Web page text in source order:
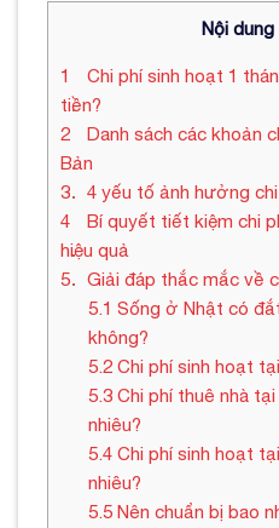
Nội
1
Chi phí sinh hoạt 1
tiền?
2
Danh sách các khoản
Bản
3
4 yếu tố ảnh hưởng
4
Bí quyết tiết kiệm chi
hiệu quả
5
Giải đáp thắc mắc về
5.1 Sống ở Nhật có
không?
5.2Chi phí sinh hoạt
5.3Chi phí thuê nhà
nhiêu?
5.4Chi phí sinh hoạt
nhiêu?
5.5Nên chuẩn bị bao